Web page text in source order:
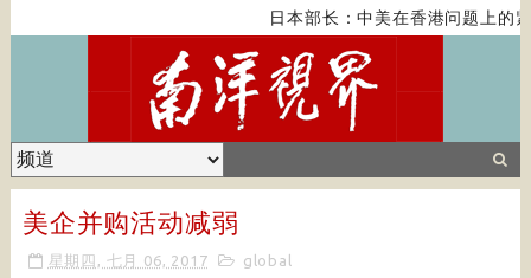
日本部长：中美在香港问题上的
美企并购活动减弱
星期四, 七月 06, 2017 global